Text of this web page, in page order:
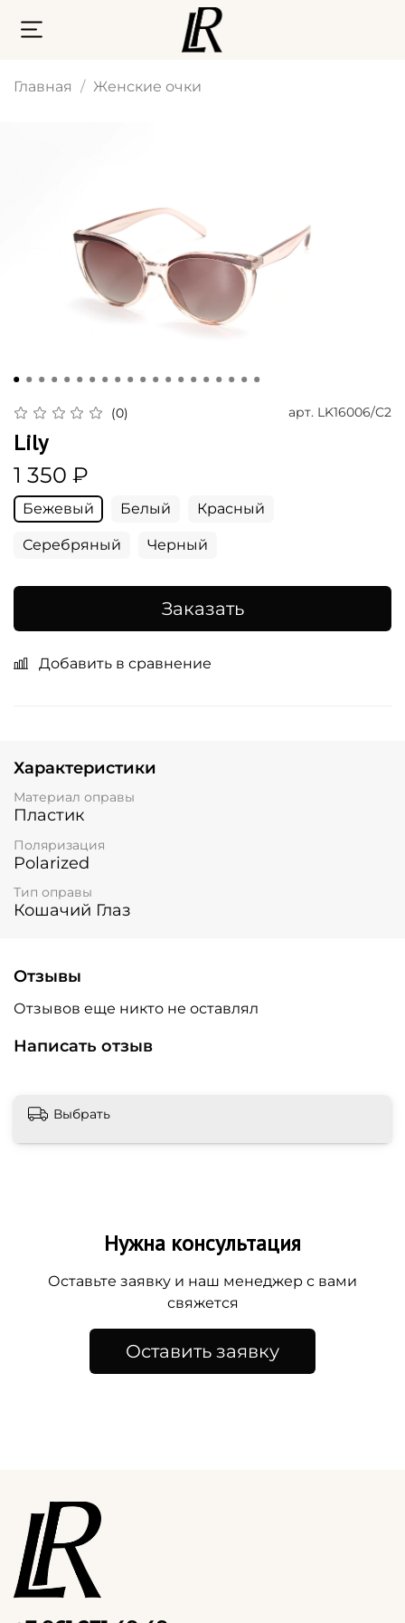
Главная Женские очки
(0) арт. LK16006/C2
Lily
1 350 ₽
Бежевый Белый Красный
Серебряный Черный
Заказать
Добавить в сравнение
Характеристики
Материал оправы
Пластик
Поляризация
Polarized
Тип оправы
Кошачий Глаз
Отзывы
Отзывов еще никто не оставлял
Написать отзыв
Выбрать
Нужна консультация
Оставьте заявку и наш менеджер с вами
свяжется
Оставить заявку